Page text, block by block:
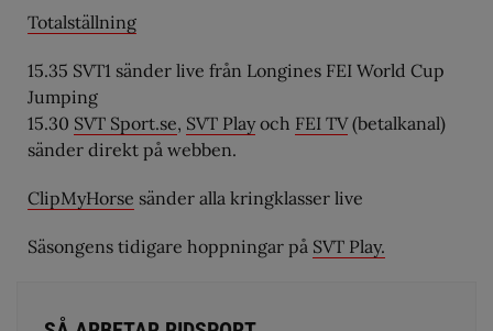
Totalställning
15.35 SVT1 sänder live från Longines FEI World Cup
Jumping
15.30 SVT Sport.se, SVT Playoch FEI TV(betalkanal)
sänder direkt på webben.
ClipMyHorse sänder alla kringklasser live
Säsongens tidigare hoppningar på SVT Play.